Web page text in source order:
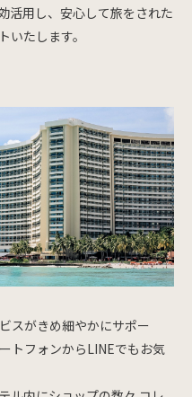
活用し、安心して旅をされた
いたします。
スがきめ細やかにサポー
トフォンからLINEでもお気